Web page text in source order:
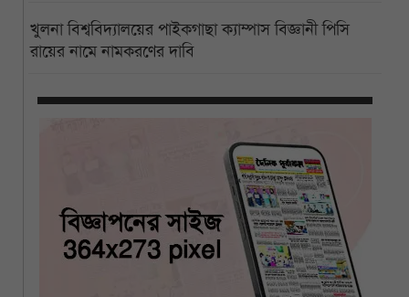
খুলনা বিশ্ববিদ্যালয়ের পাইকগাছা ক্যাম্পাস বিজ্ঞানী পিসি
রায়ের নামে নামকরণের দাবি